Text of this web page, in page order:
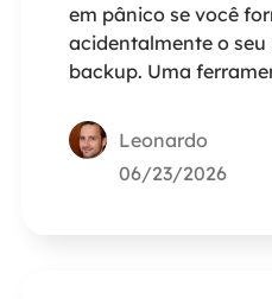
em pânico se você
acidentalmente o seu
backup. Uma
recuperar todos os
Leonardo
06/23/2026